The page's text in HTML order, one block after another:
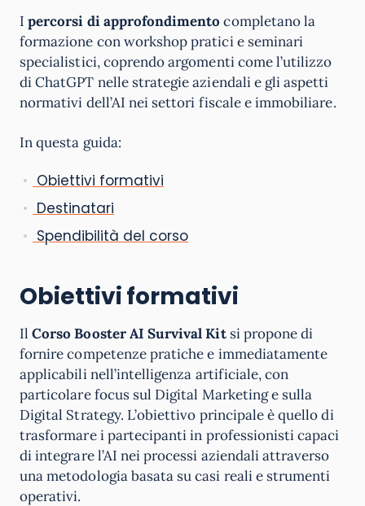
Ipercorsi di approfondimento completano la
formazione con workshop pratici e seminari
specialistici, coprendo argomenti come l’utilizzo
di ChatGPT nelle strategie aziendali e gli aspetti
normativi dell’AI nei settori fiscale e immobiliare.
In questa guida:
Obiettivi formativi
Destinatari
Spendibilità del corso
Obiettivi formativi
IlCorso Booster AI Survival Kitsi propone di
fornire competenze pratiche e immediatamente
applicabili nell’intelligenza artificiale, con
particolare focus sul Digital Marketing e sulla
Digital Strategy. L’obiettivo principale è quello di
trasformare i partecipanti in professionisti capaci
di integrare l’AI nei processi aziendali attraverso
una metodologia basata su casi reali e strumenti
operativi.